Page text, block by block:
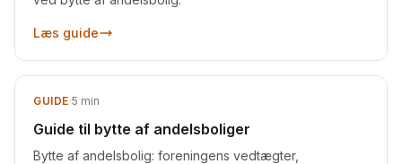
Læs guide
GUIDE·5 min
Guide til bytte af andelsboliger
Bytte af andelsbolig: foreningens vedtægter,